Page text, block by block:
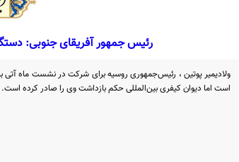
رئیس‌ جمهور آفریقای جنوبی:
ولادیمیر پوتین ، رئیس‌جمهوری روسیه برای شرکت در نشست ماه
است اما دیوان کیفری بین‌المللی حکم بازداشت وی را صادر کرده است.